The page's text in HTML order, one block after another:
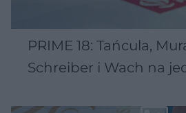
PRIME 18: Tańcula,
Schreiber i Wach na